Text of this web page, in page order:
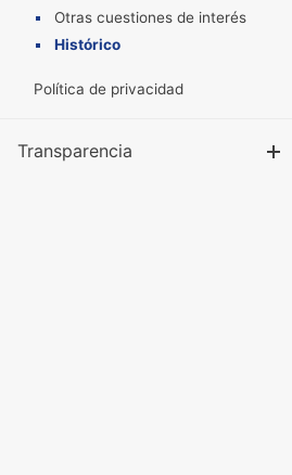
Otras cuestiones de interés
Histórico
Política de privacidad
Transparencia